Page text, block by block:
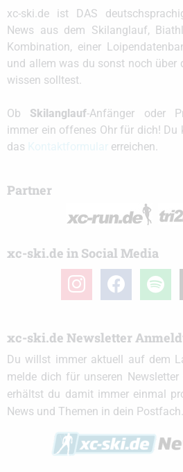
xc-ski.de ist DAS
News aus dem Skilanglauf,
Kombination, einer
und allem was du sonst noch über
wissen solltest.
Ob Skilanglauf-Anfänger oder
immer ein offenes Ohr für dich! Du
das
erreichen.
Partner
xc-ski.de in Social Media
instagramfacebook spotify
xc-ski.de Newsletter
Du willst immer aktuell auf dem
melde dich für unseren
erhältst du damit immer einmal
News und Themen in dein